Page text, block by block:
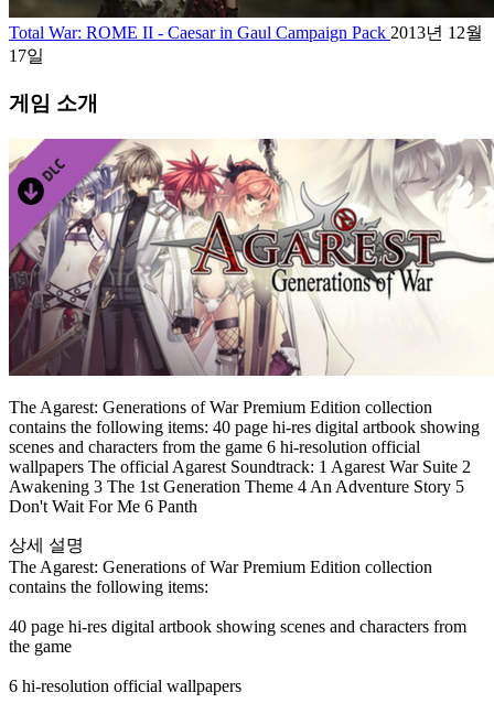
Total War: ROME II - Caesar in Gaul Campaign Pack 2013년 12월
17일
게임 소개
The Agarest: Generations of War Premium Edition collection
contains the following items: 40 page hi-res digital artbook showing
scenes and characters from the game 6 hi-resolution official
wallpapers The official Agarest Soundtrack: 1 Agarest War Suite 2
Awakening 3 The 1st Generation Theme 4 An Adventure Story 5
Don't Wait For Me 6 Panth
상세 설명
The Agarest: Generations of War Premium Edition collection
contains the following items:
40 page hi-res digital artbook showing scenes and characters from
the game
6 hi-resolution official wallpapers